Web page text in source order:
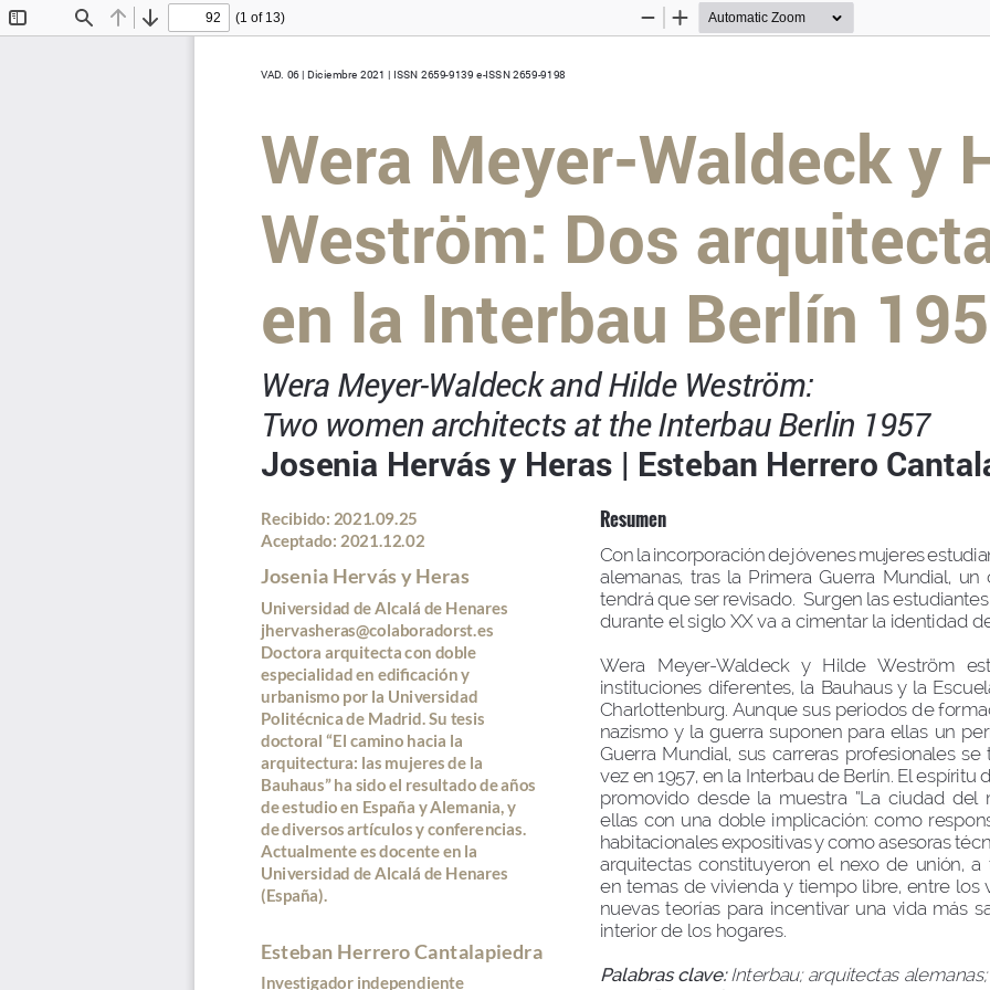
Find Previous
Next
(1 of 13)
Zoom
Zoom
Resumen
Con la incorporación de jóvenes mujeres
alemanas,  tras  la  Primera  Guerra  Mundial,
tendrá que ser revisado.  Surgen las
durante el siglo XX va a cimentar la identidad
Wera   Meyer-Waldeck   y   Hilde   Weström
instituciones diferentes, la Bauhaus y la
Charlottenburg. Aunque sus periodos de
nazismo y la guerra suponen para ellas un
Guerra  Mundial,  sus  carreras  profesionales  se
vez en 1957, en la Interbau de Berlín. El espíritu
promovido  desde  la  muestra  “La  ciudad  del
ellas  con  una  doble  implicación:  como
habitacionales expositivas y como asesoras
arquitectas  constituyeron  el  nexo  de  unión,  a
en temas de vivienda y tiempo libre, entre los
nuevas  teorías  para  incentivar  una  vida  más
interior de los hogares.
Palabras clave: Interbau; arquitectas
Universidad de Alcalá de Henares
jhervasheras@colaboradorst.es
Doctora arquitecta con doble
especialidad en edificación y
urbanismo por la Universidad
Politécnica de Madrid. Su tesis
doctoral “El camino hacia la
arquitectura: las mujeres de la
Bauhaus” ha sido el resultado de años
de estudio en España y Alemania, y
de diversos artículos y conferencias.
Actualmente es docente en la
Universidad de Alcalá de Henares
(España).
Josenia Hervás y Heras
Recibido: 2021.09.25
Aceptado: 2021.12.02
Investigador independiente
Esteban Herrero Cantalapiedra
VAD. 06 | Diciembre 2021 | ISSN 2659-9139 e-ISSN 2659-9198
Wera Meyer-Waldeck and Hilde Weström:
Two women architects at the Interbau Berlin 1957
Josenia Hervás y Heras | Esteban Herrero
Wera Meyer-Waldeck y
Weström: Dos
en la Interbau Berlín